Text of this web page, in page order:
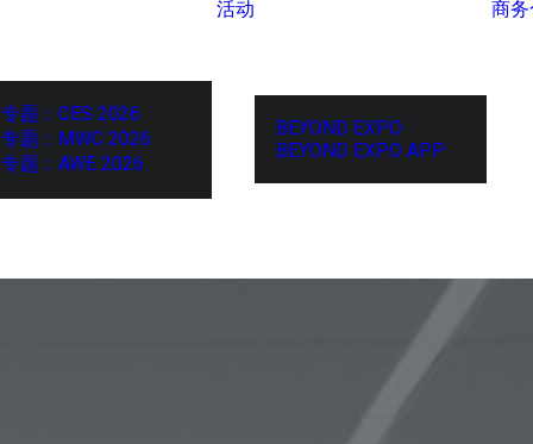
专题：CES 2026
专题：MWC 2026
专题：AWE 2026
活动
BEYOND EXPO
BEYOND EXPO APP
商